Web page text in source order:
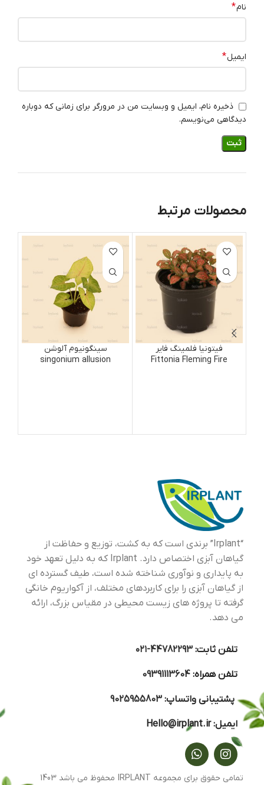
نام*
ایمیل*
ذخیره نام، ایمیل و وبسایت من در مرورگر برای زمانی که دوباره
دیدگاهی می‌نویسم.
محصولات مرتبط
فیتونیا فلمینگ فایر
Fittonia Fleming Fire
سینگونیوم آلوشن
singonium allusion
“Irplant” برندی است که به کشت، توزیع و حفاظت از
گیاهان آبزی اختصاص دارد. Irplant که به دلیل تعهد خود
به پایداری و نوآوری شناخته شده است، طیف گسترده ای
از گیاهان آبزی را برای کاربردهای مختلف، از آکواریوم خانگی
گرفته تا پروژه های زیست محیطی در مقیاس بزرگ، ارائه
می دهد.
تلفن ثابت:44782293-۰۲۱
تلفن همراه:09391113604
پشتیبانی واتساپ:9025955803
ایمیل:Hello@irplant.ir
تمامی حقوق برای مجموعه IRPLANT محفوظ می باشد 1403